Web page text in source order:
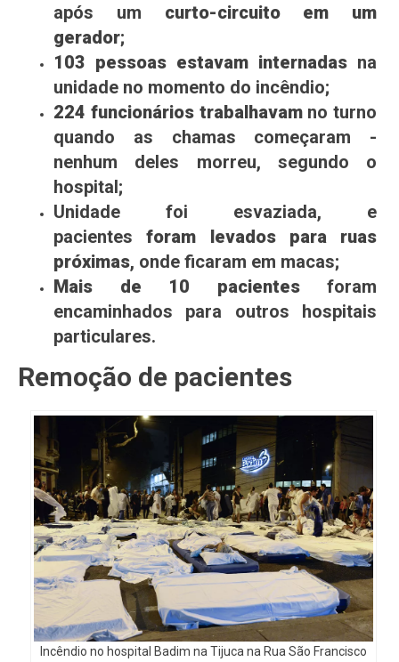
após um curto-circuito em um
gerador;
103 pessoas estavam internadas na
unidade no momento do incêndio;
224 funcionários trabalhavamno turno
quando as chamas começaram -
nenhum deles morreu, segundo o
hospital;
Unidade foi esvaziada, e
pacientesforam levados para ruas
próximas, onde ficaram em macas;
Mais de 10 pacientesforam
encaminhados para outros hospitais
particulares.
Remoção de pacientes
Incêndio no hospital Badim na Tijuca na Rua São Francisco